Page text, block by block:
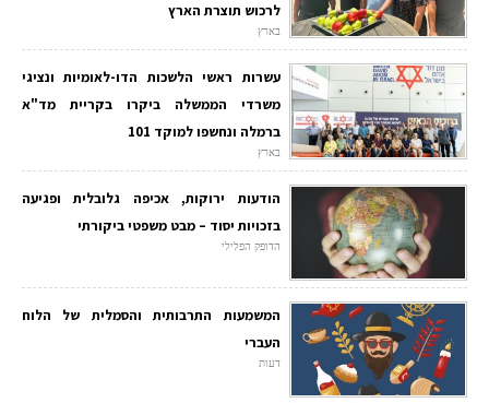
לרכוש תוצרת הארץ
בארץ
עשרות ראשי הלשכות הדו-לאומיות ונציגי
משרדי הממשלה ביקרו בקריית מד"א
ברמלה ונחשפו למוקד 101
בארץ
הודעות ירוקות, אכיפה גלובלית ופגיעה
בזכויות יסוד – מבט משפטי ביקורתי
הדופק הפלילי
המשמעות התרבותית והסמלית של הלוח
העברי
דעות